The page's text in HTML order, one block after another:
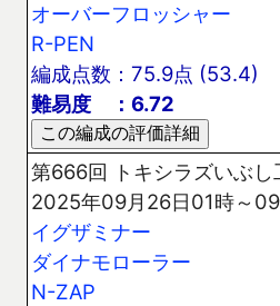
オーバーフロッシャー
R-PEN
編成点数：75.9点 (53.4)
難易度 ：6.72
第666回 トキシラズいぶし
2025年09月26日01時～
イグザミナー
ダイナモローラー
N-ZAP